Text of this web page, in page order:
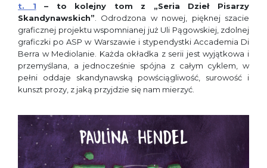
t. 1 – to kolejny tom z „Seria Dzieł Pisarzy
Skandynawskich” . Odrodzona w nowej, pięknej szacie
graficznej projektu wspomnianej już Uli Pągowskiej, zdolnej
graficzki po ASP w Warszawie i stypendystki Accademia Di
Berra w Mediolanie. Każda okładka z serii jest wyjątkowa i
przemyślana, a jednocześnie spójna z całym cyklem, w
pełni oddaje skandynawską powściągliwość, surowość i
kunszt prozy, z jaką przyjdzie się nam mierzyć.